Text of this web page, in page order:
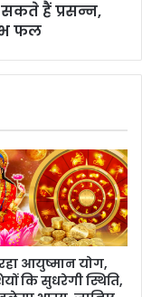
हैं प्रसन्न,
फल
आयुष्मान योग,
कि सुधरेगी स्थिति,